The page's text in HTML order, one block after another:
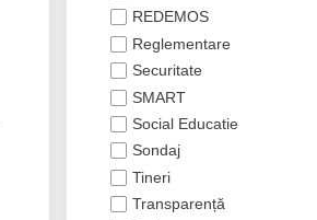
REDEMOS
Reglementare
Securitate
SMART
Social Educatie
Sondaj
Tineri
Transparență